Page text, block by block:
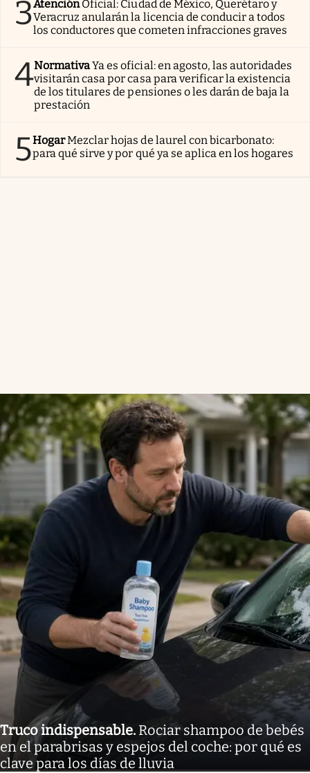
3AtenciónOficial: Ciudad de México, Querétaro y
Veracruz anularán la licencia de conducir a todos
los conductores que cometen infracciones graves
4NormativaYa es oficial: en agosto, las autoridades
visitarán casa por casa para verificar la existencia
de los titulares de pensiones o les darán de baja la
prestación
5HogarMezclar hojas de laurel con bicarbonato:
para qué sirve y por qué ya se aplica en los hogares
Truco indispensable. Rociar shampoo de bebés
en el parabrisas y espejos del coche: por qué es
clave para los días de lluvia